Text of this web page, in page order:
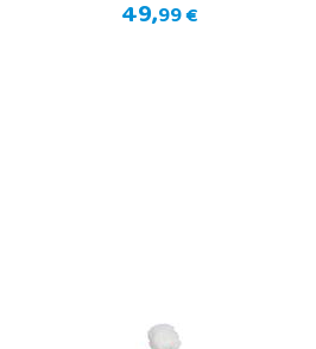
49,99 €